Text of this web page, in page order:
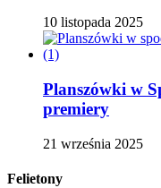
10 listopada 2025
Planszówki w
premiery
21 września 2025
Felietony